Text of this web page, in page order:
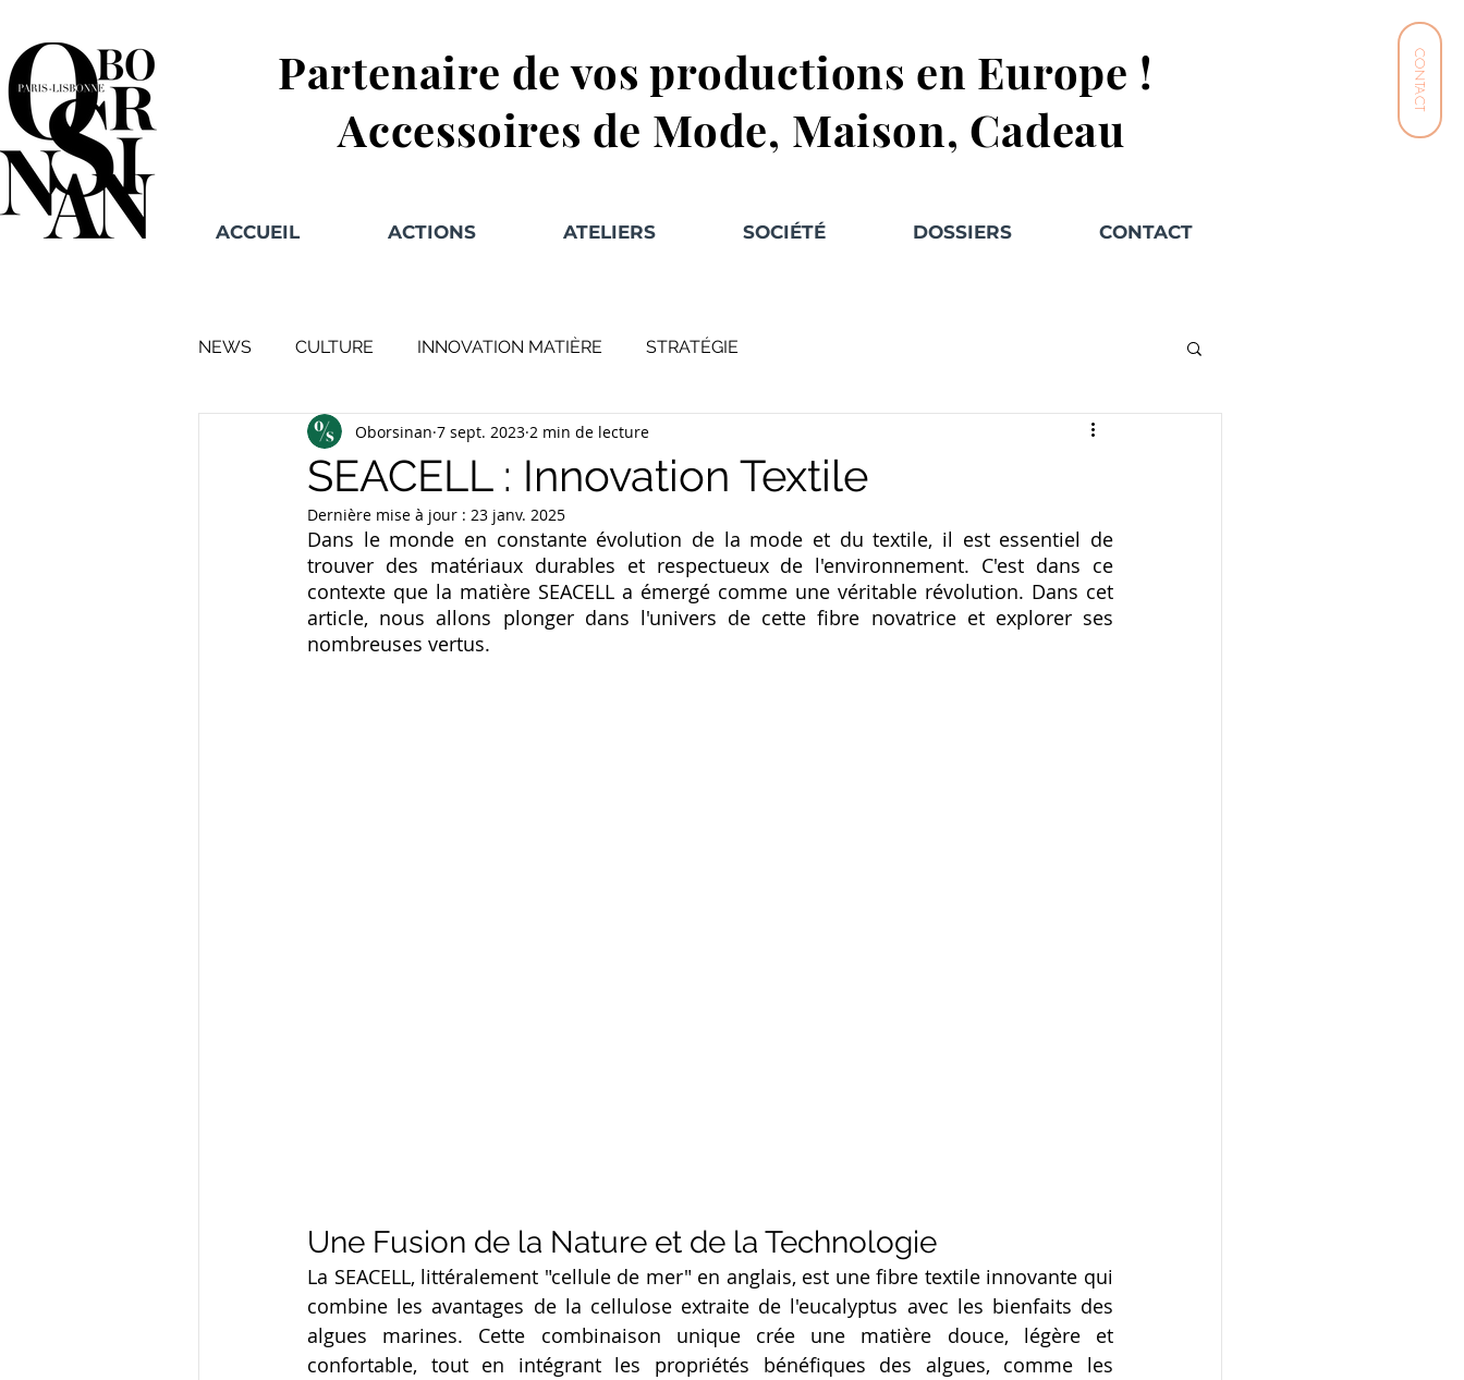
CONTACT
Partenaire de vos productions en Europe !
Accessoires de Mode, Maison, Cadeau
ACCUEIL ACTIONS ATELIERS SOCIÉTÉ DOSSIERS CONTACT
NEWS CULTURE INNOVATION MATIÈRE STRATÉGIE
SEACELL : Innovation Textile
Oborsinan 7 sept. 2023 2 min de lecture
Dernière mise à jour : 23 janv. 2025
Dans le monde en constante évolution de la mode et du textile, il est essentiel de
trouver des matériaux durables et respectueux de l'environnement. C'est dans ce
contexte que la matière SEACELL a émergé comme une véritable révolution. Dans cet
article, nous allons plonger dans l'univers de cette fibre novatrice et explorer ses
nombreuses vertus.
Une Fusion de la Nature et de la Technologie
La SEACELL, littéralement "cellule de mer" en anglais, est une fibre textile innovante qui
combine les avantages de la cellulose extraite de l'eucalyptus avec les bienfaits des
algues marines. Cette combinaison unique crée une matière douce, légère et
confortable, tout en intégrant les propriétés bénéfiques des algues, comme les